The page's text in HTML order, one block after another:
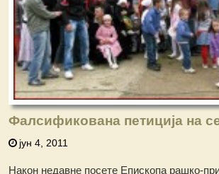
Фалсификована петиција на
јун 4, 2011
Након недавне посете Епископа рашко-